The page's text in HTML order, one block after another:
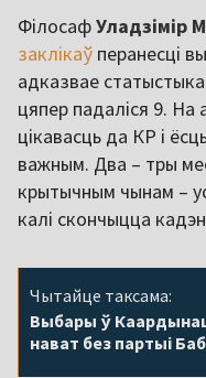
ФілосафУладзімір
заклікаў перанесці
адказвае
цяпер падаліся 9. На
цікавасць да КР і
важным. Два – тры
крытычным чынам –
калі скончыцца
Чытайце таксама:
Выбары ў
нават без партыі